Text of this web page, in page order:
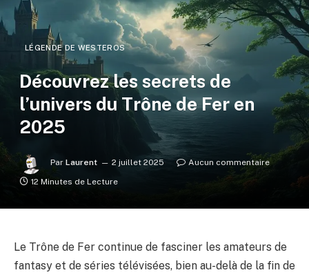
LÉGENDE DE WESTEROS
Découvrez les secrets de
l’univers du Trône de Fer en
2025
Par Laurent 2 juillet 2025
Aucun commentaire
12 Minutes de Lecture
Le Trône de Fer continue de fasciner les amateurs de
fantasy et de séries télévisées, bien au-delà de la fin de